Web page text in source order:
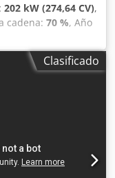
202 kW (274,64 CV),
cadena: 70 %, Año
CX330 Año de
9.139 horas
en
de 600 mm de
Clasificado